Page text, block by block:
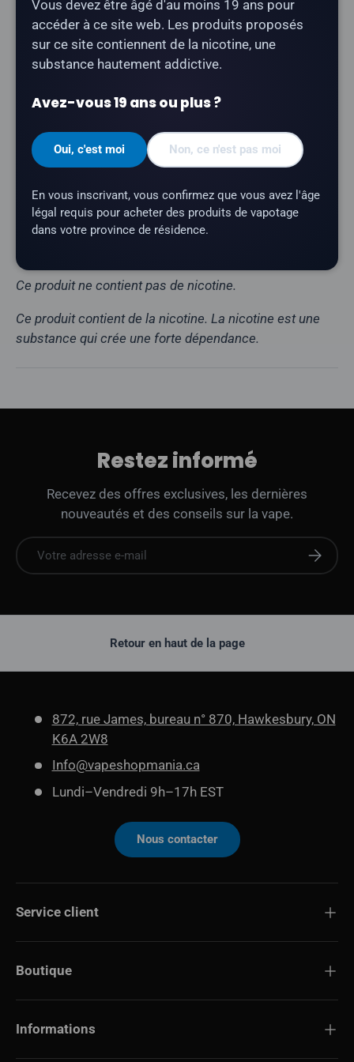
Type de produit :Vape jetable non
rechargeable)
Nombre de bouffées :jusqu'à 15 000
Contenance en e-liquide :10 ml
Profil aromatique :
Raisin, Glace
Caractéristiques :
embout de vapotage de
qualité alimentaire
Ce produit ne contient pas de nicotine.
Ce produit contient de la nicotine. La nicotine est une
substance qui crée une forte dépendance.
Restez informé
Recevez des offres exclusives, les dernières
nouveautés et des conseils sur la vape.
E-mail
Vous devez être âgé d'au moins 19 ans pour
accéder à ce site web. Les produits proposés
sur ce site contiennent de la nicotine, une
substance hautement addictive.
Avez-vous 19 ans ou plus ?
Oui, c'est moi Non, ce n'est pas moi
En vous inscrivant, vous confirmez que vous avez l'âge
légal requis pour acheter des produits de vapotage
dans votre province de résidence.
Retour en haut de la page
872, rue James, bureau n° 870, Hawkesbury, ON
K6A 2W8
Info@vapeshopmania.ca
Lundi–Vendredi 9h–17h EST
Nous contacter
Service client
Boutique
Informations